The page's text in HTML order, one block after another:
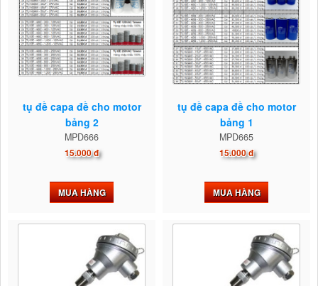
tụ đề capa đề cho motor
bảng 2
MPD666
15.000 đ
MUA HÀNG
tụ đề capa đề cho motor
bảng 1
MPD665
15.000 đ
MUA HÀNG